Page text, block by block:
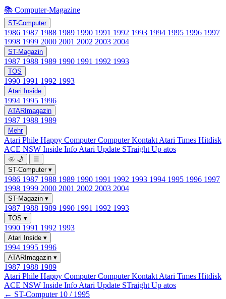
📚 Computer-Magazine
ST-Computer
1986 1987 1988 1989 1990 1991 1992 1993 1994 1995 1996 1997
1998 1999 2000 2001 2002 2003 2004
ST-Magazin
1987 1988 1989 1990 1991 1992 1993
TOS
1990 1991 1992 1993
Atari Inside
1994 1995 1996
ATARImagazin
1987 1988 1989
Mehr
Atari Phile Happy ComputerComputer Kontakt Atari Times Hitdisk
ACE NSW Inside Info Atari Update STraight Up atos
🌞 🌙
☰
ST-Computer ▾
1986 1987 1988 1989 1990 1991 1992 1993 1994 1995 1996 1997
1998 1999 2000 2001 2002 2003 2004
ST-Magazin ▾
1987 1988 1989 1990 1991 1992 1993
TOS ▾
1990 1991 1992 1993
Atari Inside ▾
1994 1995 1996
ATARImagazin ▾
1987 1988 1989
Atari Phile Happy ComputerComputer Kontakt Atari Times Hitdisk
ACE NSW Inside Info Atari Update STraight Up atos
← ST-Computer 10 / 1995